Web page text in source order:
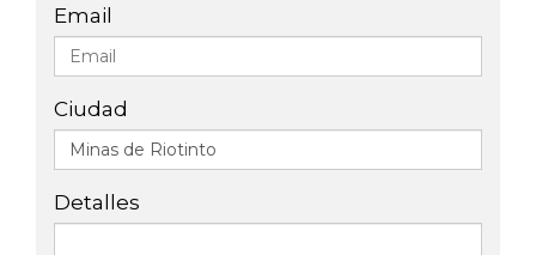
Email
Ciudad
Detalles